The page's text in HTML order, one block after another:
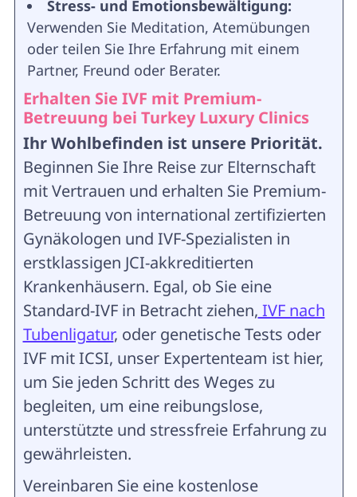
Stress- und Emotionsbewältigung:
Verwenden Sie Meditation, Atemübungen
oder teilen Sie Ihre Erfahrung mit einem
Partner, Freund oder Berater.
Erhalten Sie IVF mit Premium-
Betreuung bei Turkey Luxury Clinics
Ihr Wohlbefinden ist unsere Priorität.
Beginnen Sie Ihre Reise zur Elternschaft
mit Vertrauen und erhalten Sie Premium-
Betreuung von international zertifizierten
Gynäkologen und IVF-Spezialisten in
erstklassigen JCI-akkreditierten
Krankenhäusern. Egal, ob Sie eine
Standard-IVF in Betracht ziehen, IVF nach
Tubenligatur, oder genetische Tests oder
IVF mit ICSI, unser Expertenteam ist hier,
um Sie jeden Schritt des Weges zu
begleiten, um eine reibungslose,
unterstützte und stressfreie Erfahrung zu
gewährleisten.
Vereinbaren Sie eine kostenlose